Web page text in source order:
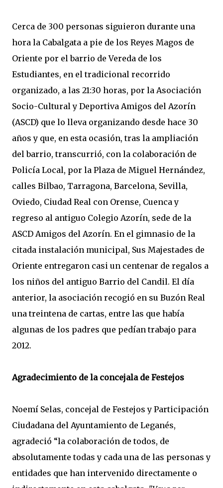
Cerca de 300 personas siguieron durante una
hora la Cabalgata a pie de los Reyes Magos de
Oriente por el barrio de Vereda de los
Estudiantes, en el tradicional recorrido
organizado, a las 21:30 horas, por la Asociación
Socio-Cultural y Deportiva Amigos del Azorín
(ASCD) que lo lleva organizando desde hace 30
años y que, en esta ocasión, tras la ampliación
del barrio, transcurrió, con la colaboración de
Policía Local, por la Plaza de Miguel Hernández,
calles Bilbao, Tarragona, Barcelona, Sevilla,
Oviedo, Ciudad Real con Orense, Cuenca y
regreso al antiguo Colegio Azorín, sede de la
ASCD Amigos del Azorín. En el gimnasio de la
citada instalación municipal, Sus Majestades de
Oriente entregaron casi un centenar de regalos a
los niños del antiguo Barrio del Candil. El día
anterior, la asociación recogió en su Buzón Real
una treintena de cartas, entre las que había
algunas de los padres que pedían trabajo para
2012.
Agradecimiento de la concejala de Festejos
Noemí Selas, concejal de Festejos y Participación
Ciudadana del Ayuntamiento de Leganés,
agradeció “la colaboración de todos, de
absolutamente todas y cada una de las personas y
entidades que han intervenido directamente o